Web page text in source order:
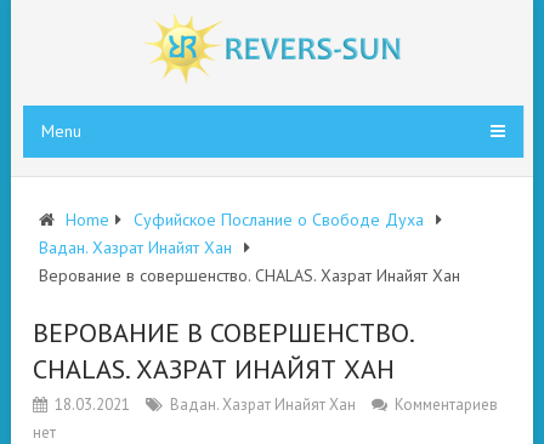
Menu
Home
Суфийское Послание о Свободе Духа
Вадан. Хазрат Инайят Хан
Верование в совершенство. CHALAS. Хазрат Инайят Хан
ВЕРОВАНИЕ В СОВЕРШЕНСТВО.
CHALAS. ХАЗРАТ ИНАЙЯТ ХАН
18.03.2021 Вадан. Хазрат Инайят Хан
Комментариев
нет